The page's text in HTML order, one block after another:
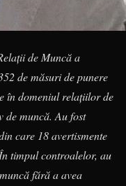
de Muncă a
de măsuri de punere
în domeniul relaţiilor de
de muncă. Au fost
care 18 avertismente
timpul controalelor, au
fără a avea